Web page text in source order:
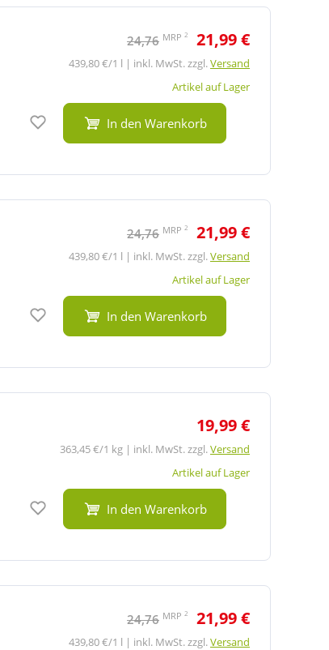
24,76 MRP 2 21,99 €
439,80 €/1 l | inkl. MwSt. zzgl.Versand
Artikel auf Lager
Auf den Merkzettel
In den Warenkorb
24,76 MRP 2 21,99 €
439,80 €/1 l | inkl. MwSt. zzgl.Versand
Artikel auf Lager
Auf den Merkzettel
In den Warenkorb
19,99 €
363,45 €/1 kg | inkl. MwSt. zzgl.Versand
Artikel auf Lager
Auf den Merkzettel
In den Warenkorb
24,76 MRP 2 21,99 €
439,80 €/1 l | inkl. MwSt. zzgl.Versand